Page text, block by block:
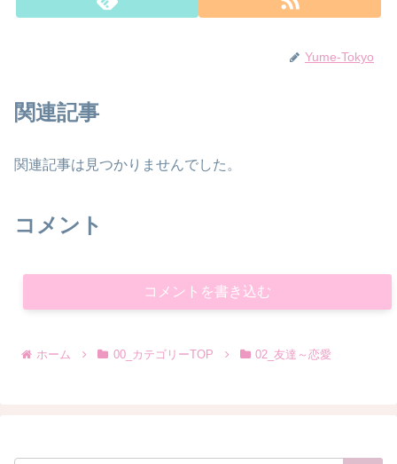
Yume-Tokyo
関連記事
関連記事は見つかりませんでした。
コメント
コメントを書き込む
ホーム 00_カテゴリーTOP 02_友達～恋愛